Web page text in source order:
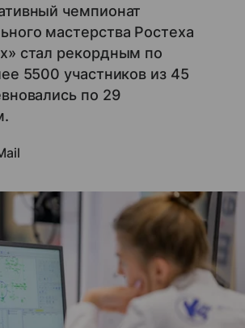
чемпионат
мастерства Ростеха
стал рекордным по
5500 участников из 45
по 29